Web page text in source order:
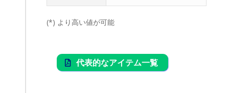
(*) より高い値が可能
代表的なアイテム一覧